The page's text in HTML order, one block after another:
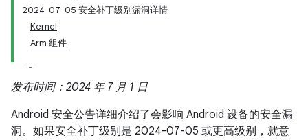
2024-07-05 安全补丁级别漏洞详情
Kernel
Arm 组件
发布时间：2024 年 7 月 1 日
Android 安全公告详细介绍了会影响 Android 设备的安全漏
洞。如果安全补丁级别是 2024-07-05 或更高级别，就意